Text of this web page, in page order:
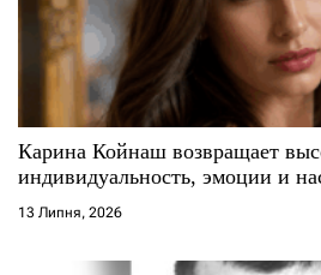
с
і
Карина Койнаш возвращает
индивидуальность, эмоции и
13 Липня, 2026